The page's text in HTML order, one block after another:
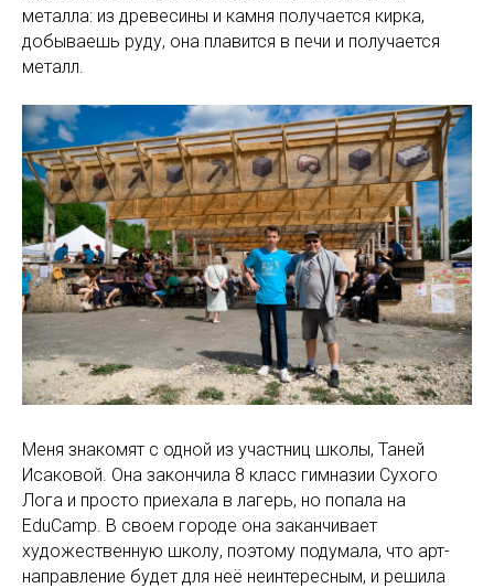
металла: из древесины и камня получается кирка,
добываешь руду, она плавится в печи и получается
металл.
Меня знакомят с одной из участниц школы, Таней
Исаковой. Она закончила 8 класс гимназии Сухого
Лога и просто приехала в лагерь, но попала на
EduCamp. В своем городе она заканчивает
художественную школу, поэтому подумала, что арт-
направление будет для неё неинтересным, и решила